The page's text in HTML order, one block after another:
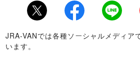
Twitter Facebook LINE
JRA-VANでは各種ソーシャルメディア
います。